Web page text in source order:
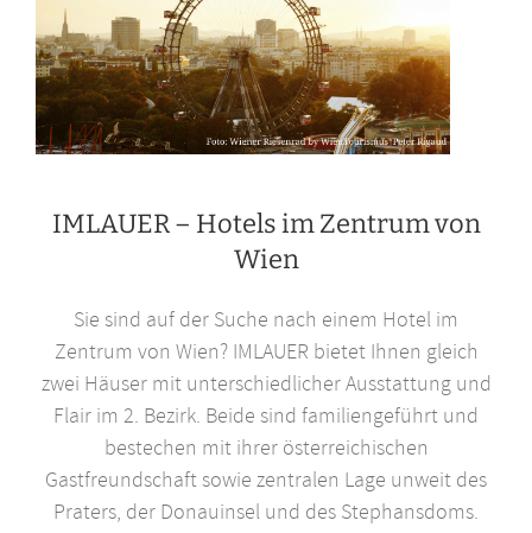
IMLAUER – Hotels im Zentrum von
Wien
Sie sind auf der Suche nach einem Hotel im
Zentrum von Wien? IMLAUER bietet Ihnen gleich
zwei Häuser mit unterschiedlicher Ausstattung und
Flair im 2. Bezirk. Beide sind familiengeführt und
bestechen mit ihrer österreichischen
Gastfreundschaft sowie zentralen Lage unweit des
Praters, der Donauinsel und des Stephansdoms.